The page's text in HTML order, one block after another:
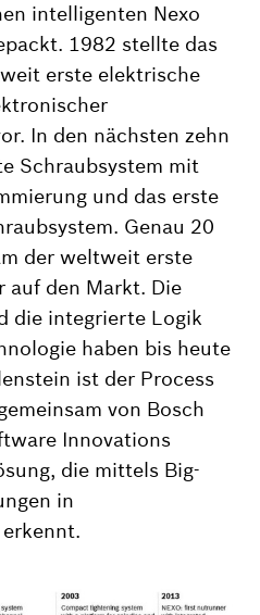
intelligenten Nexo
1982 stellte das
erste elektrische
In den nächsten zehn
Schraubsystem mit
und das erste
Genau 20
der weltweit erste
auf den Markt. Die
die integrierte Logik
haben bis heute
ist der Process
von Bosch
Innovations
die mittels Big-
in